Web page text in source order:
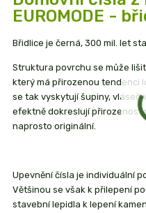
EUROMODE -
Břidlice je černá, 300 mil. let
Struktura povrchu se může
který má přirozenou tendenci
se tak vyskytují šupiny,
efektně dokreslují přirozenost
naprosto originální.
Upevnění čísla je individuální
Většinou se však k přilepení
stavební lepidla k lepení